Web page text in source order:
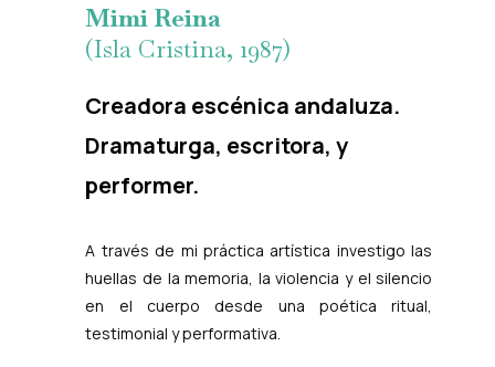
Mimi Reina
(Isla Cristina, 1987)
Creadora escénica andaluza.
Dramaturga, escritora, y
performer.
A través de mi práctica artística investigo las
huellas de la memoria, la violencia y el silencio
en el cuerpo desde una poética ritual,
testimonial y performativa.